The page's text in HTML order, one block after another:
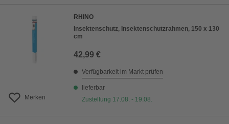
Merken
RHINO
Insektenschutz, Insektenschutzrahmen, 150 x 130
cm
42,99 €
Verfügbarkeit im Markt prüfen
lieferbar
Zustellung 17.08. - 19.08.